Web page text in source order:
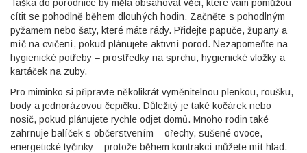
Taška do porodnice by měla obsahovat věci, které vám pomůžou
cítit se pohodlně během dlouhých hodin. Začněte s pohodlným
pyžamem nebo šaty, které máte rády. Přidejte papuče, župany a
míč na cvičení, pokud plánujete aktivní porod. Nezapomeňte na
hygienické potřeby – prostředky na sprchu, hygienické vložky a
kartáček na zuby.
Pro miminko si připravte několikrát vyměnitelnou plenkou, roušku,
body a jednorázovou čepičku. Důležitý je také kočárek nebo
nosič, pokud plánujete rychle odjet domů. Mnoho rodin také
zahrnuje balíček s občerstvením – ořechy, sušené ovoce,
energetické tyčinky – protože během kontrakcí můžete mít hlad.